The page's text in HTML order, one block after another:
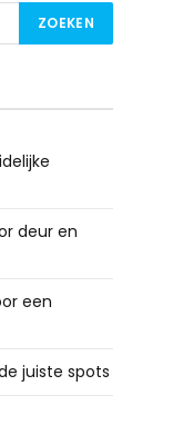
deur en
een
juiste spots